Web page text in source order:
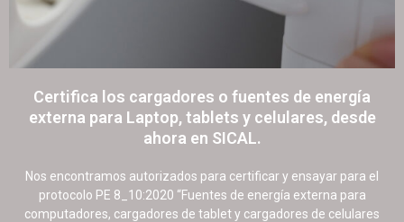
Certifica los cargadores o fuentes de energía
externa para Laptop, tablets y celulares, desde
ahora en SICAL.
Nos encontramos autorizados para certificar y ensayar para el
protocolo PE 8_10:2020 “Fuentes de energía externa para
computadores, cargadores de tablet y cargadores de celulares